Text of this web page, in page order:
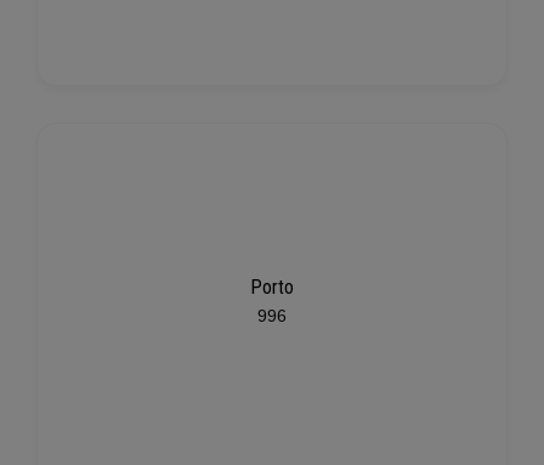
Porto
996